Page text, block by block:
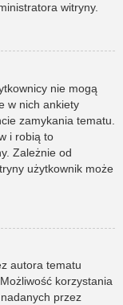
witryny.
nie mogą
w nich ankiety
zamykania tematu.
i robią to
Zależnie od
użytkownik może
autora tematu
korzystania
przez